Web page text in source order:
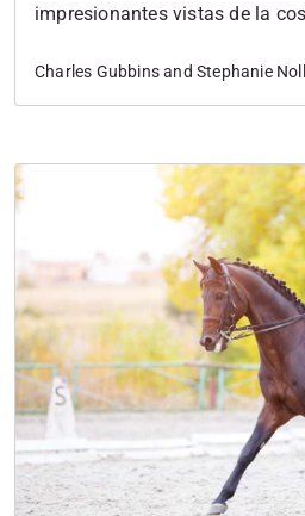
impresionantes vistas de la
Gaucín y San Roque,
ciclistas de todos los niveles.
Charles Gubbins and Stephanie